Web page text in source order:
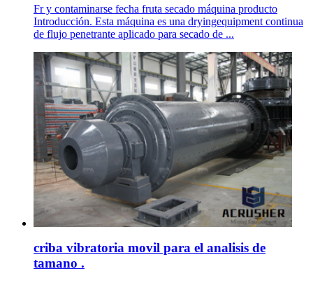
Fr y contaminarse fecha fruta secado máquina producto
Introducción. Esta máquina es una dryingequipment continua
de flujo penetrante aplicado para secado de ...
criba vibratoria movil para el analisis de
tamano .